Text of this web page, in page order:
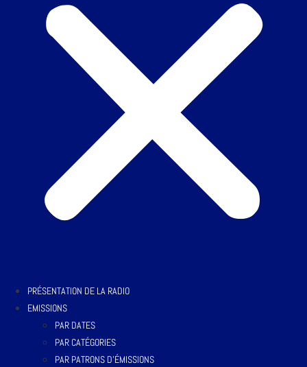
PRÉSENTATION DE LA RADIO
EMISSIONS
PAR DATES
PAR CATÉGORIES
PAR PATRONS D’ÉMISSIONS